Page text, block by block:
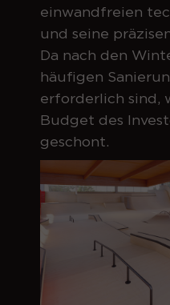
einwandfreien
und seine
Da nach den
häufigen
erforderlich sind,
Budget des
geschont.